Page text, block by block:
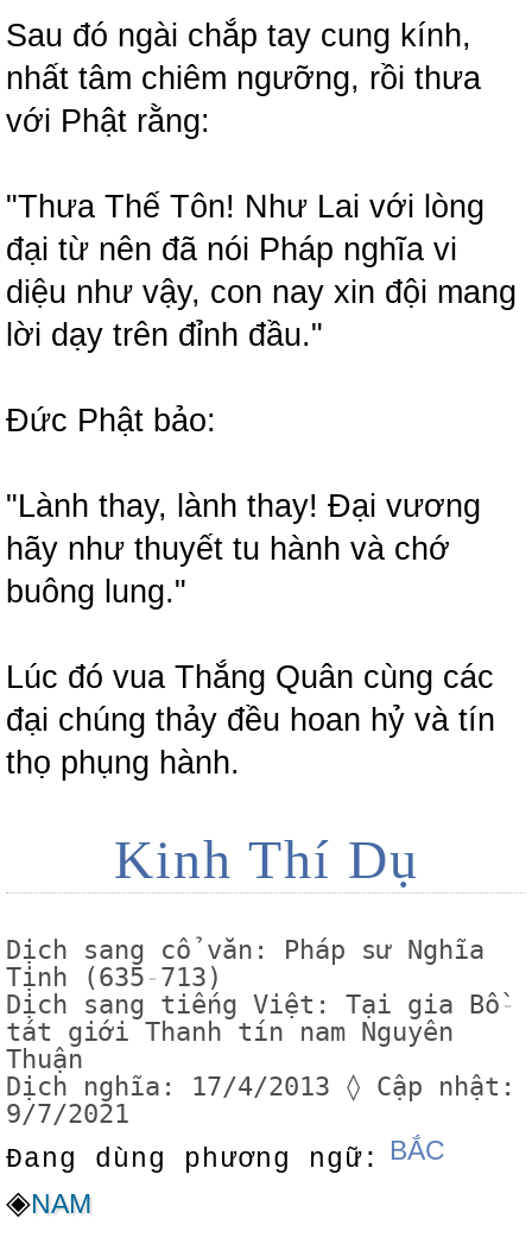
Sau đó ngài chắp tay cung kính,
nhất tâm chiêm ngưỡng, rồi thưa
với Phật rằng:
"Thưa Thế Tôn! Như Lai với lòng
đại từ nên đã nói Pháp nghĩa vi
diệu như vậy, con nay xin đội mang
lời dạy trên đỉnh đầu."
Đức Phật bảo:
"Lành thay, lành thay! Đại vương
hãy như thuyết tu hành và chớ
buông lung."
Lúc đó vua Thắng Quân cùng các
đại chúng thảy đều hoan hỷ và tín
thọ phụng hành.
Kinh Thí Dụ
Dịch sang cổ văn: Pháp sư Nghĩa
Tịnh (635 - 713)
Dịch sang tiếng Việt: Tại gia Bồ -
tát giới Thanh tín nam Nguyên
Thuận
Dịch nghĩa: 17/4/2013 ◊ Cập nhật:
9/7/2021
Đang dùng phương ngữ: BẮC
◈NAM